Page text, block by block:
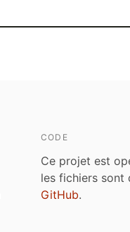
CODE
Ce projet est
les fichiers sont
GitHub.